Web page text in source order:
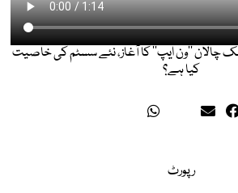
چالان ’’ون ایپ‘‘ کا آغاز، نئے سسٹم کی خاصیت
کیا ہے؟
رپورٹ